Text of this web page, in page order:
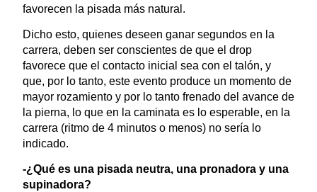
favorecen la pisada más natural.
Dicho esto, quienes deseen ganar segundos en la
carrera, deben ser conscientes de que el drop
favorece que el contacto inicial sea con el talón, y
que, por lo tanto, este evento produce un momento de
mayor rozamiento y por lo tanto frenado del avance de
la pierna, lo que en la caminata es lo esperable, en la
carrera (ritmo de 4 minutos o menos) no sería lo
indicado.
-¿Qué es una pisada neutra, una pronadora y una
supinadora?